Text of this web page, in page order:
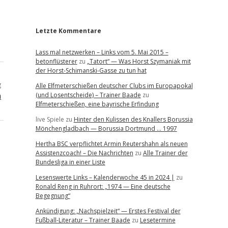
Letzte Kommentare
Lass mal netzwerken – Links vom 5. Mai 2015 –
betonflüstererzu „Tatort“ — Was Horst Szymaniak mit
der Horst-Schimanski-Gasse zu tun hat
Alle Elfmeterschießen deutscher Clubs im Europapokal
(und Losentscheide) – Trainer Baade zu
Elfmeterschießen, eine bayrische Erfindung
live Spiele zu Hinter den Kulissen des Knallers Borussia
Mönchengladbach — Borussia Dortmund … 1997
Hertha BSC verpflichtet Armin Reutershahn als neuen
Assistenzcoach! – Die Nachrichten zu Alle Trainer der
Bundesliga in einer Liste
Lesenswerte Links – Kalenderwoche 45 in 2024 | zu
Ronald Reng in Ruhrort: „1974 — Eine deutsche
Begegnung“
Ankündigung: „Nachspielzeit“ — Erstes Festival der
Fußball-Literatur – Trainer Baade zu Lesetermine